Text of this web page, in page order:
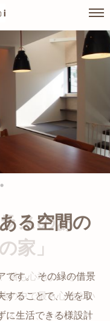
猫も心地よいをテー
の中で最も心地よい
スとし、そのテラス
る空間の
です。 その緑の借景
することで、光を取
に生活できる様設計
、ワイルドなゲスト
都市型住宅です。
しつつ孫世帯の住居